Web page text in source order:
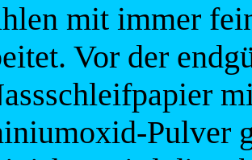
mit immer
Vor der
Pulver